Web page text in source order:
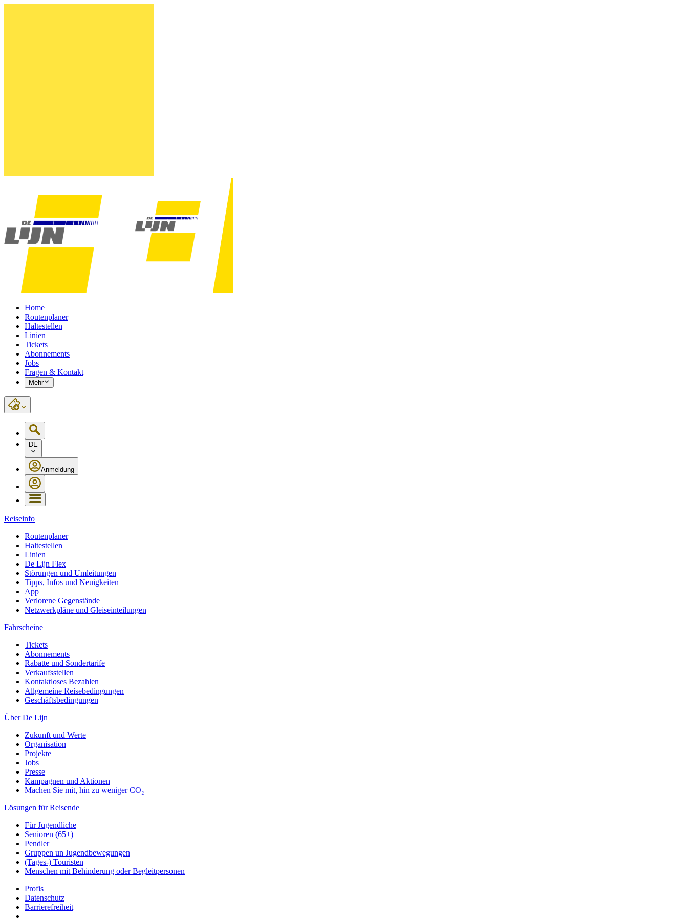
Home
Routenplaner
Haltestellen
Linien
Tickets
Abonnements
Jobs
Fragen & Kontakt
Mehr
DE
Anmeldung
Reiseinfo
Routenplaner
Haltestellen
Linien
De Lijn Flex
Störungen und Umleitungen
Tipps, Infos und Neuigkeiten
App
Verlorene Gegenstände
Netzwerkpläne und Gleiseinteilungen
Fahrscheine
Tickets
Abonnements
Rabatte und Sondertarife
Verkaufsstellen
Kontaktloses Bezahlen
Allgemeine Reisebedingungen
Geschäftsbedingungen
Über De Lijn
Zukunft und Werte
Organisation
Projekte
Jobs
Presse
Kampagnen und Aktionen
Machen Sie mit, hin zu weniger CO₂
Lösungen für Reisende
Für Jugendliche
Senioren (65+)
Pendler
Gruppen un Jugendbewegungen
(Tages-) Touristen
Menschen mit Behinderung oder Begleitpersonen
Profis
Datenschutz
Barrierefreiheit